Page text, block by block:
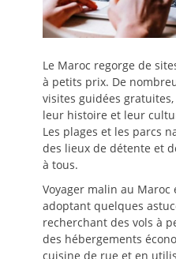
Le Maroc regorge de
à petits prix. De
visites guidées
leur histoire et leur
Les plages et les parcs
des lieux de détente et
à tous.
Voyager malin au
adoptant quelques
recherchant des vols à
des hébergements
cuisine de rue et en